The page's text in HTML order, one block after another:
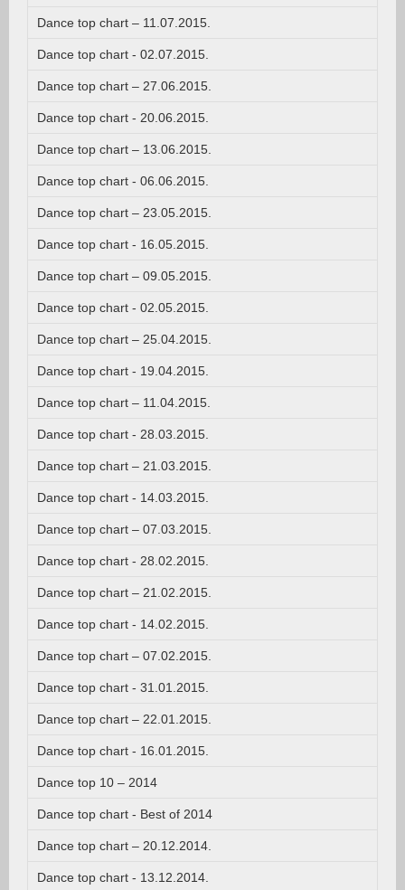
Dance top chart – 11.07.2015.
Dance top chart - 02.07.2015.
Dance top chart – 27.06.2015.
Dance top chart - 20.06.2015.
Dance top chart – 13.06.2015.
Dance top chart - 06.06.2015.
Dance top chart – 23.05.2015.
Dance top chart - 16.05.2015.
Dance top chart – 09.05.2015.
Dance top chart - 02.05.2015.
Dance top chart – 25.04.2015.
Dance top chart - 19.04.2015.
Dance top chart – 11.04.2015.
Dance top chart - 28.03.2015.
Dance top chart – 21.03.2015.
Dance top chart - 14.03.2015.
Dance top chart – 07.03.2015.
Dance top chart - 28.02.2015.
Dance top chart – 21.02.2015.
Dance top chart - 14.02.2015.
Dance top chart – 07.02.2015.
Dance top chart - 31.01.2015.
Dance top chart – 22.01.2015.
Dance top chart - 16.01.2015.
Dance top 10 – 2014
Dance top chart - Best of 2014
Dance top chart – 20.12.2014.
Dance top chart - 13.12.2014.